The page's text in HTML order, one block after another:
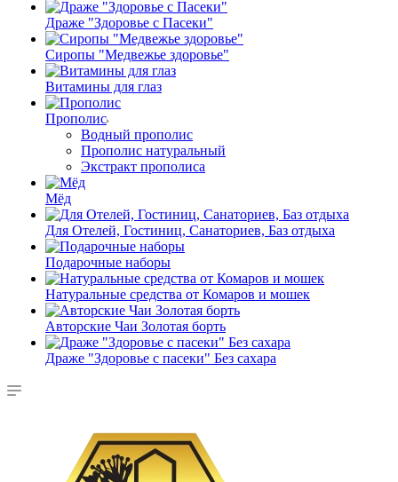
Драже "Здоровье с Пасеки"
Сиропы "Медвежье здоровье"
Витамины для глаз
Прополис
Водный прополис
Прополис натуральный
Экстракт прополиса
Мёд
Для Отелей, Гостиниц, Санаториев, Баз отдыха
Подарочные наборы
Натуральные средства от Комаров и мошек
Авторские Чаи Золотая борть
Драже "Здоровье с пасеки" Без сахара